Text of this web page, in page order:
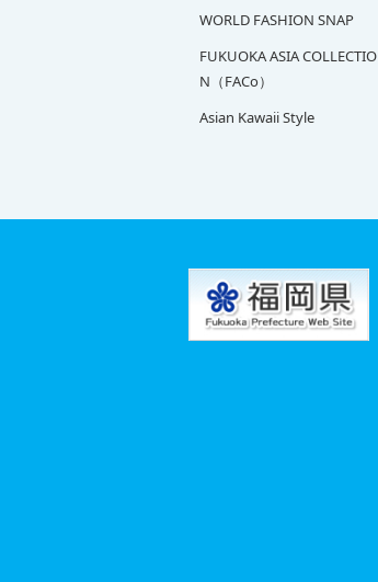
WORLD FASHION SNAP
FUKUOKA ASIA COLLECTIO
N（FACo）
Asian Kawaii Style